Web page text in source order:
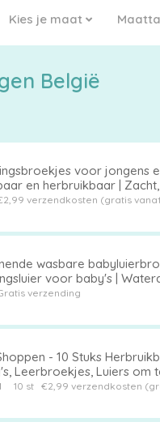
Kies je maat
België
voor jongens
en herbruikbaar |
in verschillende
verzendkosten (gratis
wasbare
voor baby's |
printverzending
- 10 Stuks
Leerbroekjes, Luiers om
en Ademend, Maat
10 st €2,99 verzendkosten